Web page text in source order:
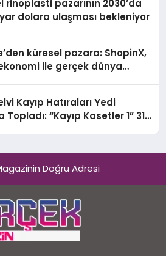
rinoplasti pazarının 2030’da
dolara ulaşması bekleniyor
küresel pazara: ShopinX,
ile gerçek dünya
Kayıp Hatıraları Yedi
Topladı: “Kayıp Kasetler 1” 31
Doğru Adresi